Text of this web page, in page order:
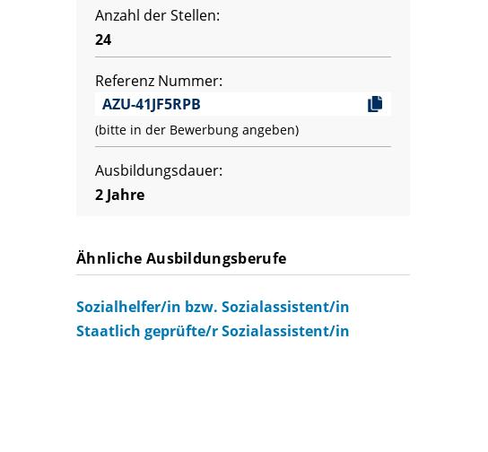
Anzahl der Stellen:
24
Referenz Nummer:
AZU-41JF5RPB
(bitte in der Bewerbung angeben)
Ausbildungsdauer:
2 Jahre
Ähnliche Ausbildungsberufe
Sozialhelfer/in bzw. Sozialassistent/in
Staatlich geprüfte/r Sozialassistent/in